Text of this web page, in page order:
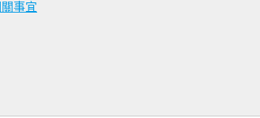
事宜